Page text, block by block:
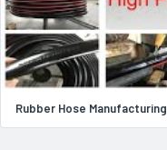
Rubber Hose Manufacturing